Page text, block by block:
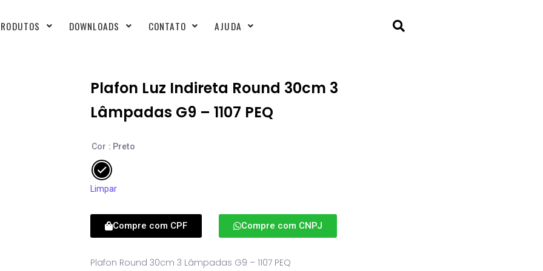
DOWNLOADS CONTATO AJUDA
Plafon Luz Indireta Round 30cm 3
Lâmpadas G9 – 1107 PEQ
Cor : Preto
Limpar
Compre com CPF Compre com CNPJ
Plafon Round 30cm 3 Lâmpadas G9 – 1107 PEQ